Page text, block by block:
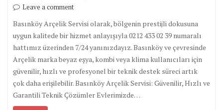
Leave a comment
Basınköy Arçelik Servisi olarak, bölgenin prestijli dokusuna
uygun kalitede bir hizmet anlayışıyla 0212 433 02 39 numaralı
hattımız üzerinden 7/24 yanınızdayız. Basınköy ve çevresinde
Arçelik marka beyaz eşya, kombi veya klima kullanıcıları için
güvenilir, hızlı ve profesyonel bir teknik destek süreci artık
çok daha erişilebilir. Basınköy Arçelik Servisi: Güvenilir, Hızlı ve
Garantili Teknik Çözümler Evlerimizde…